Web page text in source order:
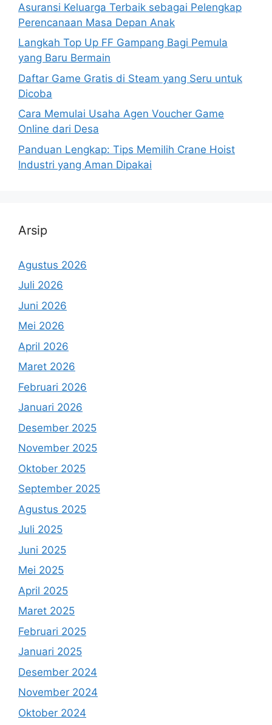
Asuransi Keluarga Terbaik sebagai Pelengkap
Perencanaan Masa Depan Anak
Langkah Top Up FF Gampang Bagi Pemula
yang Baru Bermain
Daftar Game Gratis di Steam yang Seru untuk
Dicoba
Cara Memulai Usaha Agen Voucher Game
Online dari Desa
Panduan Lengkap: Tips Memilih Crane Hoist
Industri yang Aman Dipakai
Arsip
Agustus 2026
Juli 2026
Juni 2026
Mei 2026
April 2026
Maret 2026
Februari 2026
Januari 2026
Desember 2025
November 2025
Oktober 2025
September 2025
Agustus 2025
Juli 2025
Juni 2025
Mei 2025
April 2025
Maret 2025
Februari 2025
Januari 2025
Desember 2024
November 2024
Oktober 2024